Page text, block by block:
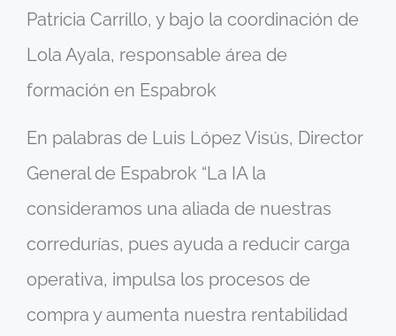
Patricia Carrillo, y bajo la coordinación de
Lola Ayala, responsable área de
formación en Espabrok
En palabras de Luis López Visús, Director
General de Espabrok “La IA la
consideramos una aliada de nuestras
corredurías, pues ayuda a reducir carga
operativa, impulsa los procesos de
compra y aumenta nuestra rentabilidad